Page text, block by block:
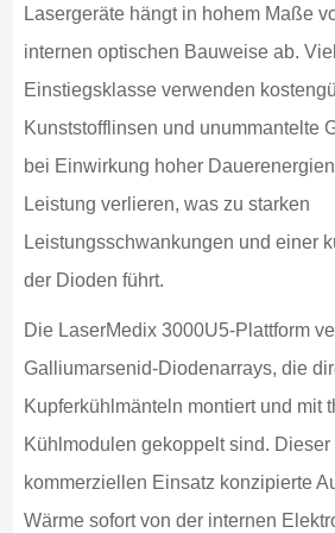
Lasergeräte hängt in hohem Maße
internen optischen Bauweise ab.
Einstiegsklasse verwenden
Kunststofflinsen und unummantelte
bei Einwirkung hoher
Leistung verlieren, was zu starken
Leistungsschwankungen und einer
der Dioden führt.
Die LaserMedix 3000U5-Plattform
Galliumarsenid-Diodenarrays, die
Kupferkühlmänteln montiert und mit
Kühlmodulen gekoppelt sind. Dieser
kommerziellen Einsatz konzipierte
Wärme sofort von der internen